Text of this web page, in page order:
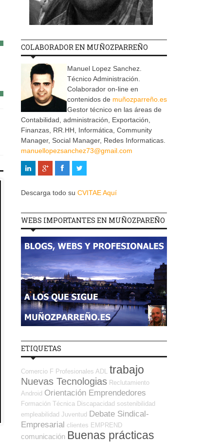
COLABORADOR EN MUÑOZPARREÑO
Manuel Lopez Sanchez.
Técnico Administración.
Colaborador on-line en
contenidos de muñozparreño.es
Gestor técnico en las áreas de
Contabilidad, administración, Exportación,
Finanzas, RR.HH, Informática, Community
Manager, Social Manager, Redes Informaticas.
manuellopezsanchez73@gmail.com
Descarga todo su CVITAE Aquí
WEBS IMPORTANTES EN MUÑOZPAREÑO
ETIQUETAS
Comercio F Profesionales ADL trabajo
Nuevas Tecnologias Reclutamiento
Android Orientación Emprendedores
Formación Técnica Discapacidad sostenibilidad
empleabilidad Juventud Debate Sindical-
Empresarial clientes EMPREND
comunicación Buenas prácticas